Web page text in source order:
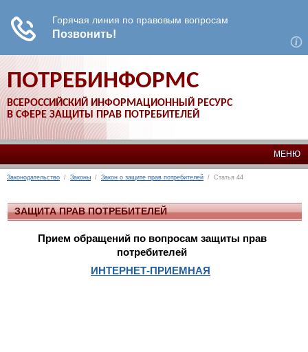
ПОТРЕБИНФОРМС
ВСЕРОССИЙСКИЙ ИНФОРМАЦИОННЫЙ РЕСУРС
В СФЕРЕ ЗАЩИТЫ ПРАВ ПОТРЕБИТЕЛЕЙ
МЕНЮ
Законодательство / Законы / Закон о защите прав потребителей / Статья 44
ЗАЩИТА ПРАВ ПОТРЕБИТЕЛЕЙ
Прием обращений по вопросам защиты прав
потребителей
ИНТЕРНЕТ-ПРИЕМНАЯ